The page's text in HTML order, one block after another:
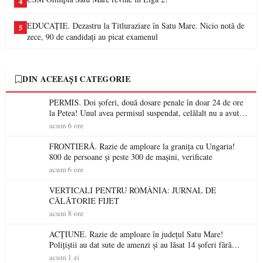
5 EDUCAȚIE. Dezastru la Titluraziare în Satu Mare. Nicio notă de
zece, 90 de candidați au picat examenul
DIN ACEEAȘI CATEGORIE
PERMIS. Doi șoferi, două dosare penale în doar 24 de ore
la Petea! Unul avea permisul suspendat, celălalt nu a avut
niciodată permis
acum 6 ore
FRONTIERĂ. Razie de amploare la granița cu Ungaria!
800 de persoane și peste 300 de mașini, verificate
acum 6 ore
VERTICALI PENTRU ROMÂNIA: JURNAL DE
CĂLĂTORIE FIJET
acum 8 ore
ACȚIUNE. Razie de amploare în județul Satu Mare!
Polițiștii au dat sute de amenzi și au lăsat 14 șoferi fără
permis într-o singură zi
acum 1 zi